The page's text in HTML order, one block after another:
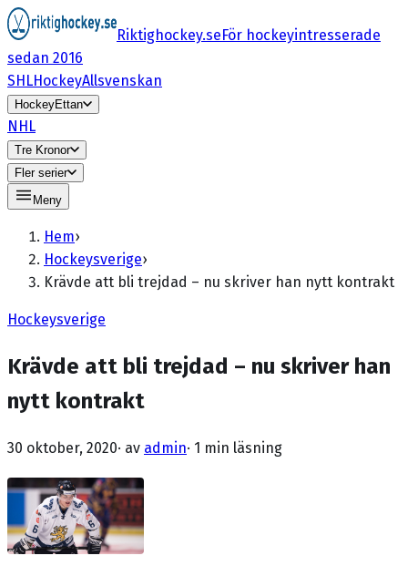
Riktighockey.seFör hockeyintresserade
sedan 2016
SHLHockeyAllsvenskan
HockeyEttan
NHL
Tre Kronor
Fler serier
Meny
Hem›
Hockeysverige›
Krävde att bli trejdad – nu skriver han nytt kontrakt
Hockeysverige
Krävde att bli trejdad – nu skriver han
nytt kontrakt
30 oktober, 2020· av admin· 1 min läsning